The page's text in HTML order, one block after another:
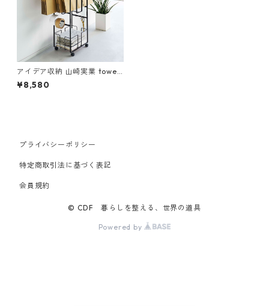
アイデア収納 山崎実業 tower
タワー ダンボール＆新聞スト
ッカー ブラック
¥8,580
プライバシーポリシー
特定商取引法に基づく表記
会員規約
© CDF 暮らしを整える、世界の道具
Powered by